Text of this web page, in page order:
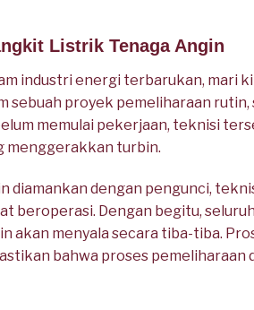
Listrik Tenaga Angin
industri energi terbarukan, mari
sebuah proyek pemeliharaan
memulai pekerjaan, teknisi
menggerakkan turbin.
diamankan dengan pengunci,
beroperasi. Dengan begitu,
akan menyala secara tiba-tiba.
bahwa proses pemeliharaan